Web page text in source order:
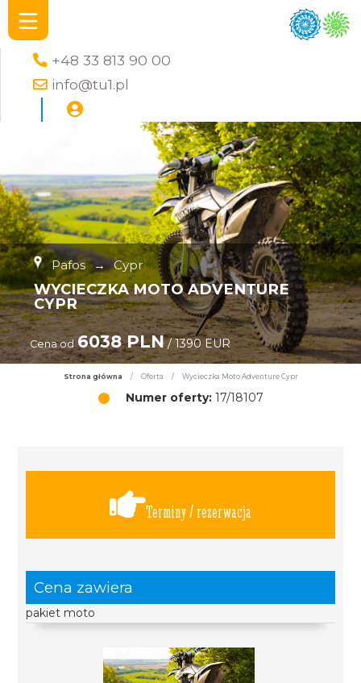
+48 33 813 90 00
info@tu1.pl
Pafos → Cypr
WYCIECZKA MOTO ADVENTURE
CYPR
Cena od 6038 PLN/ 1390 EUR
Strona główna / Oferta / Wycieczka Moto Adventure Cypr
Numer oferty:17/18107
Terminy / rezerwacja
Cena zawiera
pakiet moto